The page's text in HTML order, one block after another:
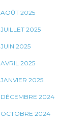
AOÛT 2025
JUILLET 2025
JUIN 2025
AVRIL 2025
JANVIER 2025
DÉCEMBRE 2024
OCTOBRE 2024